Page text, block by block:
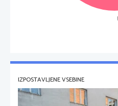
IZPOSTAVLJENE VSEBINE